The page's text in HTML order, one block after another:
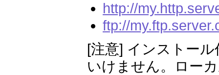
http://
ftp://
[注意] インストー
いけません。ロー